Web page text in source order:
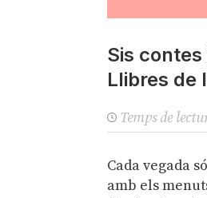
Sis
Llibres de
Temps de
Cada vegada
amb els